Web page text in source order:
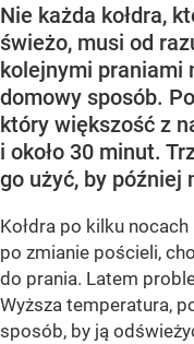
Nie każda kołdra,
świeżo, musi od
kolejnymi praniami
domowy sposób.
który większość z
i około 30 minut.
go użyć, by później
Kołdra po kilku
po zmianie pościeli,
do prania. Latem
Wyższa temperatura,
sposób, by ją